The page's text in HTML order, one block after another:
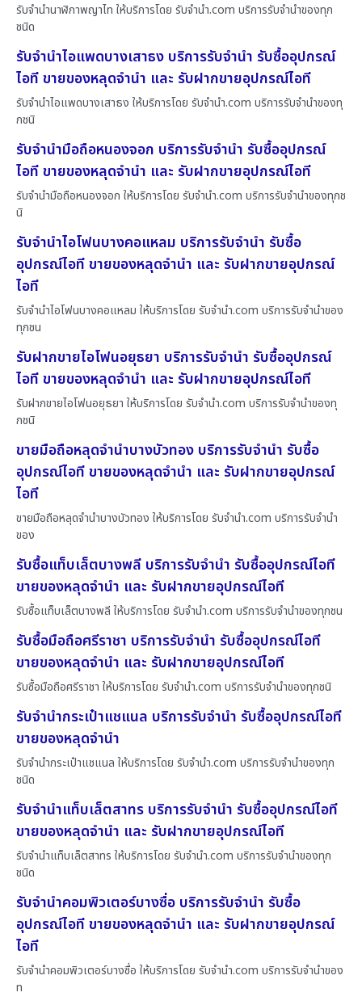
รับจำนำนาฬิกาพญาไท ให้บริการโดย รับจํานํา.com บริการรับจำนำของทุก
ชนิด
รับจำนำไอแพดบางเสาธง บริการรับจำนำ รับซื้ออุปกรณ์
ไอที ขายของหลุดจำนำ และ รับฝากขายอุปกรณ์ไอที
รับจำนำไอแพดบางเสาธง ให้บริการโดย รับจํานํา.com บริการรับจำนำของทุ
กชนิ
รับจำนำมือถือหนองจอก บริการรับจำนำ รับซื้ออุปกรณ์
ไอที ขายของหลุดจำนำ และ รับฝากขายอุปกรณ์ไอที
รับจำนำมือถือหนองจอก ให้บริการโดย รับจํานํา.com บริการรับจำนำของทุกช
นิ
รับจำนำไอโฟนบางคอแหลม บริการรับจำนำ รับซื้อ
อุปกรณ์ไอที ขายของหลุดจำนำ และ รับฝากขายอุปกรณ์
ไอที
รับจำนำไอโฟนบางคอแหลม ให้บริการโดย รับจํานํา.com บริการรับจำนำของ
ทุกชน
รับฝากขายไอโฟนอยุธยา บริการรับจำนำ รับซื้ออุปกรณ์
ไอที ขายของหลุดจำนำ และ รับฝากขายอุปกรณ์ไอที
รับฝากขายไอโฟนอยุธยา ให้บริการโดย รับจํานํา.com บริการรับจำนำของทุ
กชนิ
ขายมือถือหลุดจำนำบางบัวทอง บริการรับจำนำ รับซื้อ
อุปกรณ์ไอที ขายของหลุดจำนำ และ รับฝากขายอุปกรณ์
ไอที
ขายมือถือหลุดจำนำบางบัวทอง ให้บริการโดย รับจํานํา.com บริการรับจำนำ
ของ
รับซื้อแท็บเล็ตบางพลี บริการรับจำนำ รับซื้ออุปกรณ์ไอที
ขายของหลุดจำนำ และ รับฝากขายอุปกรณ์ไอที
รับซื้อแท็บเล็ตบางพลี ให้บริการโดย รับจํานํา.com บริการรับจำนำของทุกชน
รับซื้อมือถือศรีราชา บริการรับจำนำ รับซื้ออุปกรณ์ไอที
ขายของหลุดจำนำ และ รับฝากขายอุปกรณ์ไอที
รับซื้อมือถือศรีราชา ให้บริการโดย รับจํานํา.com บริการรับจำนำของทุกชนิ
รับจำนำกระเป๋าแชแนล บริการรับจำนำ รับซื้ออุปกรณ์ไอที
ขายของหลุดจำนำ
รับจำนำกระเป๋าแชแนล ให้บริการโดย รับจํานํา.com บริการรับจำนำของทุก
ชนิด
รับจำนำแท็บเล็ตสาทร บริการรับจำนำ รับซื้ออุปกรณ์ไอที
ขายของหลุดจำนำ และ รับฝากขายอุปกรณ์ไอที
รับจำนำแท็บเล็ตสาทร ให้บริการโดย รับจํานํา.com บริการรับจำนำของทุก
ชนิด
รับจำนำคอมพิวเตอร์บางซื่อ บริการรับจำนำ รับซื้อ
อุปกรณ์ไอที ขายของหลุดจำนำ และ รับฝากขายอุปกรณ์
ไอที
รับจำนำคอมพิวเตอร์บางซื่อ ให้บริการโดย รับจํานํา.com บริการรับจำนำของ
ท